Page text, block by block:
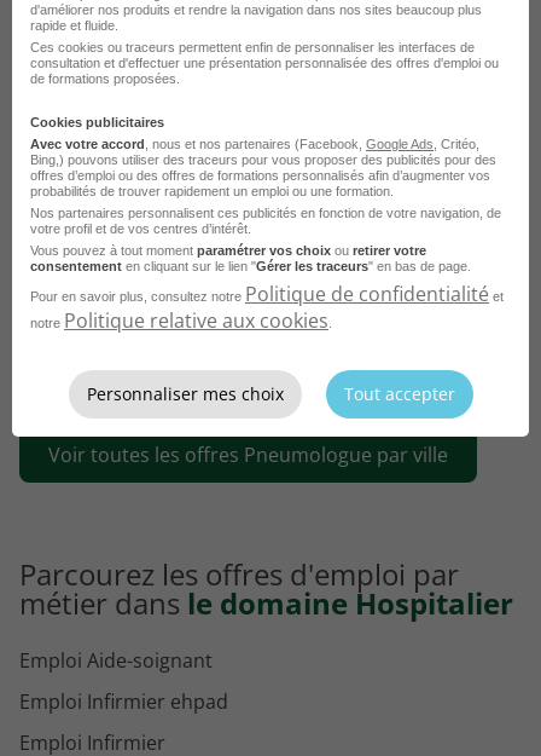
Voir plus
Emploi Pneumologue Paris
Emploi Pneumologue Nice
Emploi Pneumologue Bordeaux
Emploi Pneumologue Lodève
Emploi Pneumologue Lyon
Emploi Pneumologue Montélimar
Emploi Pneumologue Digne-les-Bains
Emploi Pneumologue Strasbourg
Emploi Pneumologue Toulouse
Emploi Pneumologue Plateau d'Hauteville
Emploi Pneumologue Lille
Emploi Pneumologue Saint-Cloud
Voir toutes les offres Pneumologue par ville
Parcourez les offres d'emploi par
métier dans le domaine Hospitalier
Emploi Aide-soignant
Emploi Infirmier ehpad
Emploi Infirmier
d'améliorer nos produits et rendre la navigation dans nos sites beaucoup plus
rapide et fluide.
Ces cookies ou traceurs permettent enfin de personnaliser les interfaces de
consultation et d'effectuer une présentation personnalisée des offres d'emploi ou
de formations proposées.
Cookies publicitaires
Avec votre accord , nous et nos partenaires (Facebook, Google Ads , Critéo,
Bing,) pouvons utiliser des traceurs pour vous proposer des publicités pour des
offres d’emploi ou des offres de formations personnalisés afin d’augmenter vos
probabilités de trouver rapidement un emploi ou une formation.
Nos partenaires personnalisent ces publicités en fonction de votre navigation, de
votre profil et de vos centres d’intérêt.
Vous pouvez à tout moment paramétrer vos choix ou retirer votre
consentement en cliquant sur le lien "Gérer les traceurs" en bas de page.
Pour en savoir plus, consultez notre Politique de confidentialité et
notre Politique relative aux cookies
Personnaliser mes choix Tout accepter